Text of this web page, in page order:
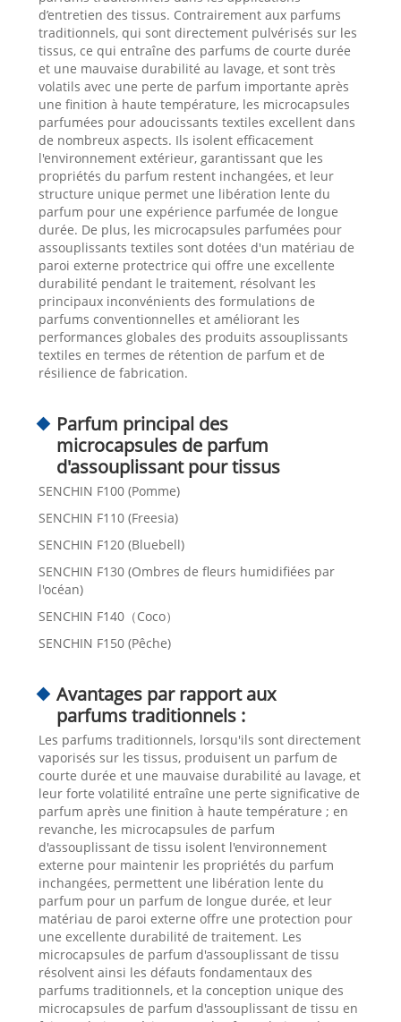
d’entretien des tissus. Contrairement aux parfums
traditionnels, qui sont directement pulvérisés sur les
tissus, ce qui entraîne des parfums de courte durée
et une mauvaise durabilité au lavage, et sont très
volatils avec une perte de parfum importante après
une finition à haute température, les microcapsules
parfumées pour adoucissants textiles excellent dans
de nombreux aspects. Ils isolent efficacement
l'environnement extérieur, garantissant que les
propriétés du parfum restent inchangées, et leur
structure unique permet une libération lente du
parfum pour une expérience parfumée de longue
durée. De plus, les microcapsules parfumées pour
assouplissants textiles sont dotées d'un matériau de
paroi externe protectrice qui offre une excellente
durabilité pendant le traitement, résolvant les
principaux inconvénients des formulations de
parfums conventionnelles et améliorant les
performances globales des produits assouplissants
textiles en termes de rétention de parfum et de
résilience de fabrication.
Parfum principal des
microcapsules de parfum
d'assouplissant pour tissus
SENCHIN F100 (Pomme)
SENCHIN F110 (Freesia)
SENCHIN F120 (Bluebell)
SENCHIN F130 (Ombres de fleurs humidifiées par
l'océan)
SENCHIN F140（Coco）
SENCHIN F150 (Pêche)
Avantages par rapport aux
parfums traditionnels :
Les parfums traditionnels, lorsqu'ils sont directement
vaporisés sur les tissus, produisent un parfum de
courte durée et une mauvaise durabilité au lavage, et
leur forte volatilité entraîne une perte significative de
parfum après une finition à haute température ; en
revanche, les microcapsules de parfum
d'assouplissant de tissu isolent l'environnement
externe pour maintenir les propriétés du parfum
inchangées, permettent une libération lente du
parfum pour un parfum de longue durée, et leur
matériau de paroi externe offre une protection pour
une excellente durabilité de traitement. Les
microcapsules de parfum d'assouplissant de tissu
résolvent ainsi les défauts fondamentaux des
parfums traditionnels, et la conception unique des
microcapsules de parfum d'assouplissant de tissu en